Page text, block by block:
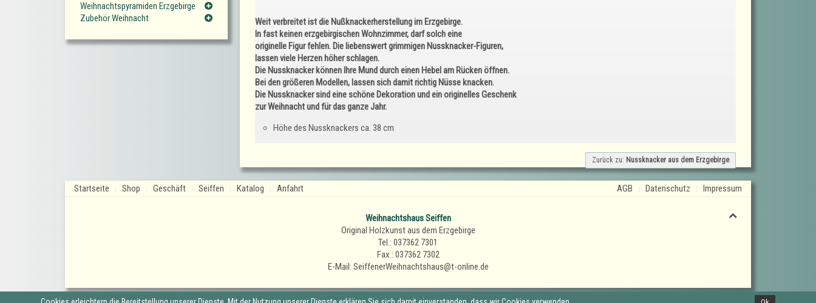
Weit verbreitet ist die Nußknackerherstellung im Erzgebirge.
In fast keinen erzgebirgischen Wohnzimmer, darf solch eine
originelle Figur fehlen. Die liebenswert grimmigen Nussknacker-Figuren,
lassen viele Herzen höher schlagen.
Die Nussknacker können Ihre Mund durch einen Hebel am Rücken öffnen.
Bei den größeren Modellen, lassen sich damit richtig Nüsse knacken.
Die Nussknacker sind eine schöne Dekoration und ein originelles Geschenk
zur Weihnacht und für das ganze Jahr.
Höhe des Nussknackers ca. 38 cm
Zurück zu: Nussknacker aus dem Erzgebirge
Weihnachtspyramiden Erzgebirge
Zubehör Weihnacht
Startseite Shop Geschäft Seiffen Katalog Anfahrt AGB Datenschutz Impressum
Weihnachtshaus Seiffen
Original Holzkunst aus dem Erzgebirge
Tel.: 037362 7301
Fax.: 037362 7302
E-Mail: SeiffenerWeihnachtshaus@t-online.de